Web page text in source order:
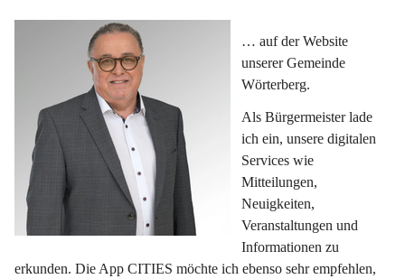
… auf der Website
unserer Gemeinde
Wörterberg.
Als Bürgermeister lade
ich ein, unsere digitalen
Services wie
Mitteilungen,
Neuigkeiten,
Veranstaltungen und
Informationen zu
erkunden. Die App CITIES möchte ich ebenso sehr empfehlen,